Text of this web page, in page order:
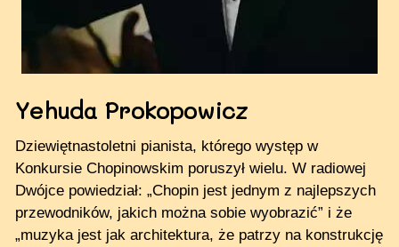
Yehuda Prokopowicz
Dziewiętnastoletni pianista, którego występ w
Konkursie Chopinowskim poruszył wielu. W radiowej
Dwójce powiedział: „Chopin jest jednym z najlepszych
przewodników, jakich można sobie wyobrazić” i że
„muzyka jest jak architektura, że patrzy na konstrukcję